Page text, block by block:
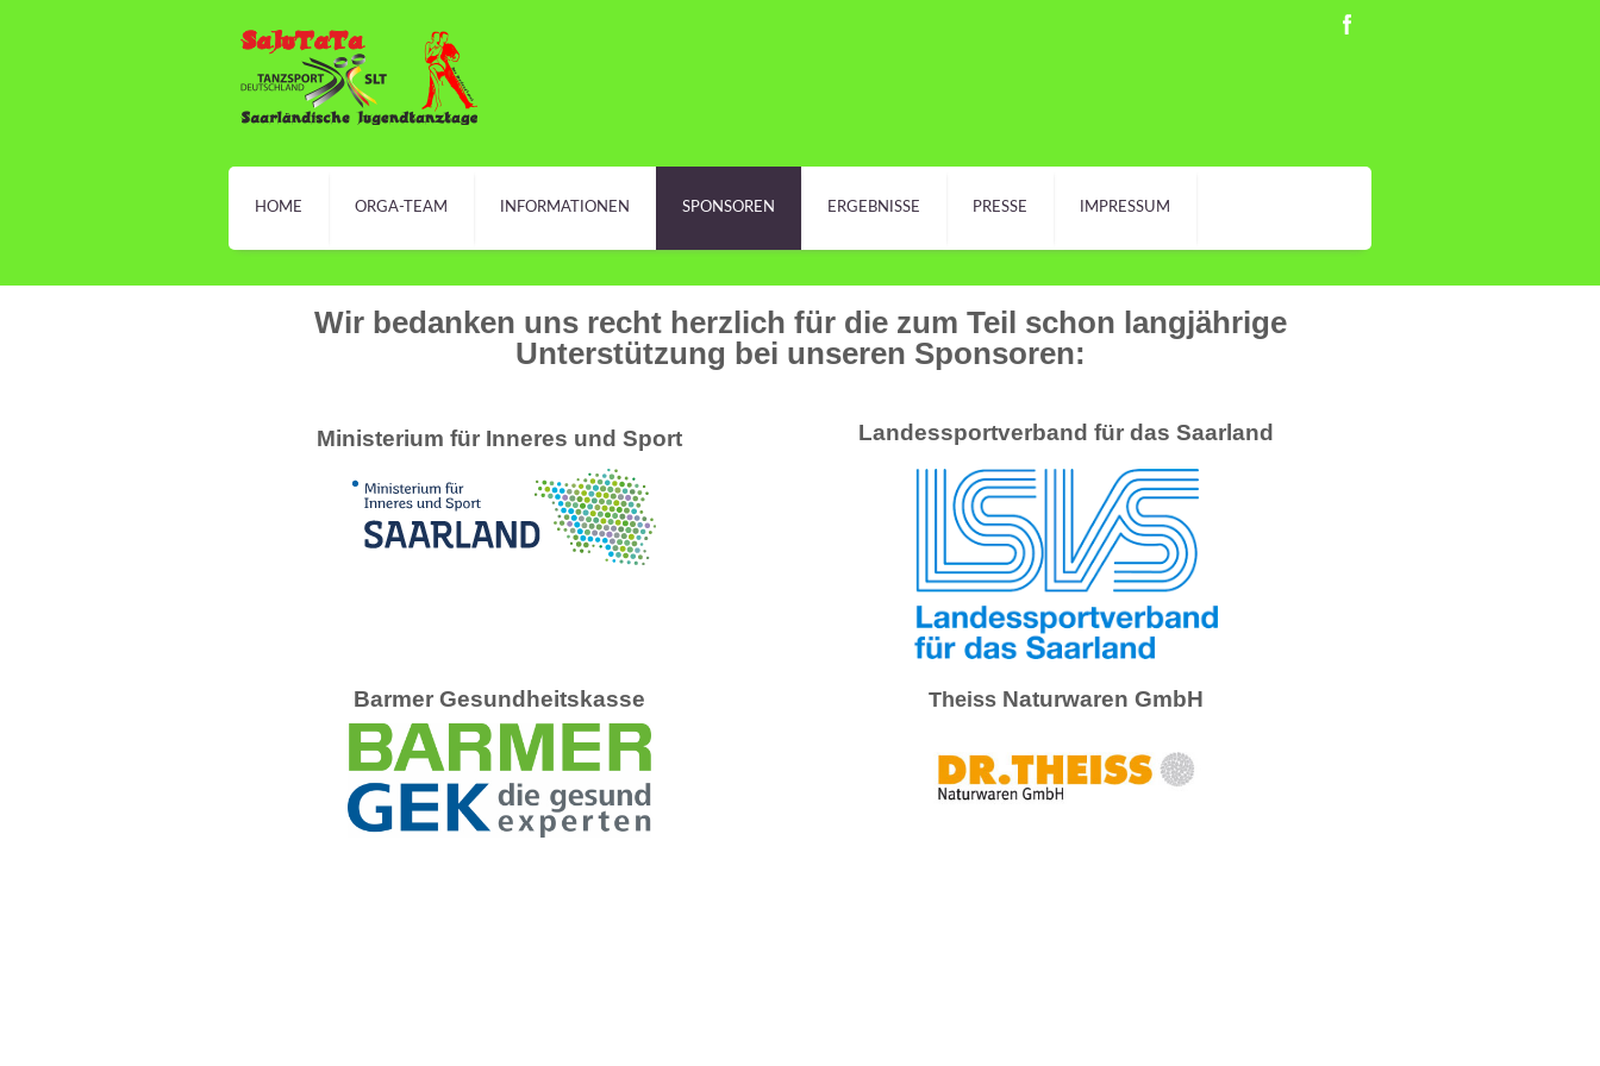
HOME ORGA-TEAM INFORMATIONEN SPONSOREN ERGEBNISSE PRESSE IMPRESSUM
Wir bedanken uns recht herzlich für die zum Teil schon langjährige
Unterstützung bei unseren Sponsoren:
Ministerium für Inneres und Sport Landessportverband für das Saarland
Barmer Gesundheitskasse Theiss Naturwaren GmbH